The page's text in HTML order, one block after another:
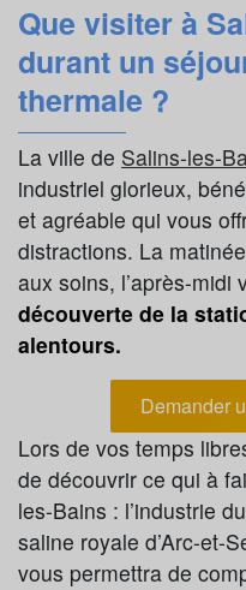
Que visiter à
durant un
thermale ?
La ville de Salins-les-
industriel glorieux,
et agréable qui vous
distractions. La
aux soins, l’après-midi
découverte de la
alentours.
Demander
Lors de vos temps
de découvrir ce qui à
les-Bains : l’industrie
saline royale d’Arc-et-
vous permettra de